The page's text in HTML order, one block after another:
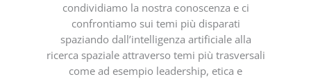
condividiamo la nostra conoscenza e ci
confrontiamo sui temi più disparati
spaziando dall’intelligenza artificiale alla
ricerca spaziale attraverso temi più trasversali
come ad esempio leadership, etica e